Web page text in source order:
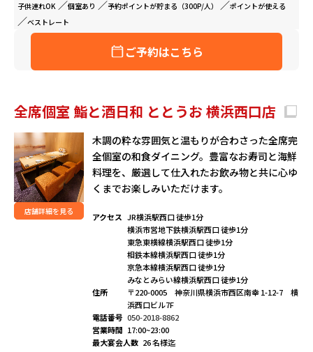
子供連れOK 個室あり 予約ポイントが貯まる（300P/人） ポイントが使える
ベストレート
ご予約はこちら
全席個室 鮨と酒日和 ととうお 横浜西口店
店舗詳細を見る
木調の粋な雰囲気と温もりが合わさった全席完
全個室の和食ダイニング。豊富なお寿司と海鮮
料理を、厳選して仕入れたお飲み物と共に心ゆ
くまでお楽しみいただけます。
アクセス JR横浜駅西口 徒歩1分
横浜市営地下鉄横浜駅西口 徒歩1分
東急東横線横浜駅西口 徒歩1分
相鉄本線横浜駅西口 徒歩1分
京急本線横浜駅西口 徒歩1分
みなとみらい線横浜駅西口 徒歩1分
住所
〒220-0005 神奈川県横浜市西区南幸 1-12-7 横
浜西口ビル7F
電話番号 050-2018-8862
営業時間 17:00~23:00
最大宴会人数 26 名様迄